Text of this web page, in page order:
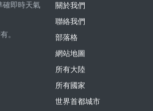
確即時天氣
。
關於我們
聯絡我們
部落格
網站地圖
所有大陸
所有國家
世界首都城市